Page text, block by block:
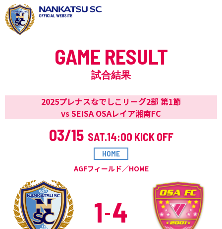
GAME RESULT
試合結果
2025プレナスなでしこリーグ2部 第1節
vs SEISA OSAレイア湘南FC
03/15 SAT.14:00 KICK OFF
HOME
AGFフィールド／HOME
1 4